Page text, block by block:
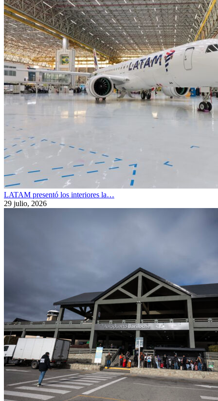
LATAM presentó los interiores la…
29 julio, 2026